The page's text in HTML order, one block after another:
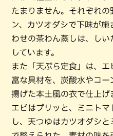
たまりません。それぞれ
ン、カツオダシで下味が
わせの茶わん蒸しは、し
しています。
また「天ぷら定食」は、
富な具材を、炭酸水やコー
揚げた本土風の衣で仕上げ
エビはプリッと、ミニト
し、天つゆはカツオダシ